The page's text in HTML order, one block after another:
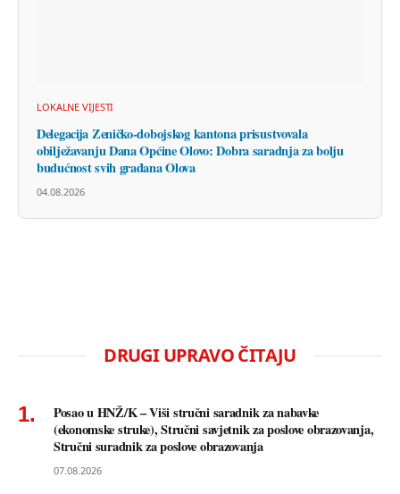
LOKALNE VIJESTI
Delegacija Zeničko-dobojskog kantona prisustvovala
obilježavanju Dana Općine Olovo: Dobra saradnja za bolju
budućnost svih građana Olova
04.08.2026
DRUGI UPRAVO ČITAJU
Posao u HNŽ/K – Viši stručni saradnik za nabavke
(ekonomske struke), Stručni savjetnik za poslove obrazovanja,
Stručni suradnik za poslove obrazovanja
07.08.2026